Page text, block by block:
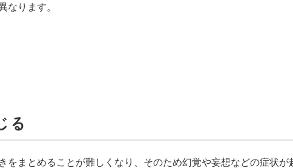
なります。
る
をまとめることが難しくなり、そのため幻覚や妄想などの症状